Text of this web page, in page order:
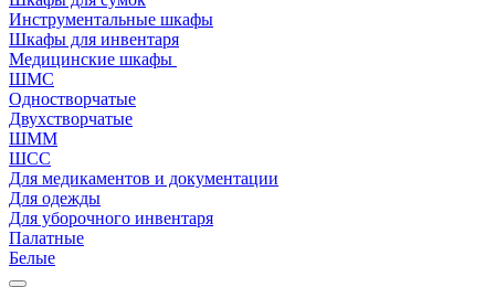
Инструментальные шкафы
Шкафы для инвентаря
Медицинские шкафы
ШМС
Одностворчатые
Двухстворчатые
ШММ
ШСС
Для медикаментов и документации
Для одежды
Для уборочного инвентаря
Палатные
Белые